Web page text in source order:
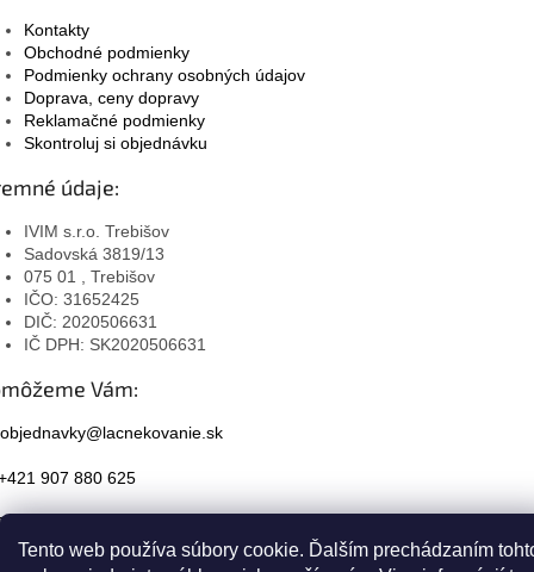
Tento web používa súbory cookie. Ďalším prechádzaním
Kontakty
Obchodné podmienky
Podmienky ochrany osobných údajov
Doprava, ceny dopravy
Reklamačné podmienky
Skontroluj si objednávku
údaje:
IVIM s.r.o. Trebišov
Sadovská 3819/13
075 01 , Trebišov
IČO: 31652425
DIČ: 2020506631
IČ DPH: SK2020506631
Vám:
objednavky@lacnekovanie.sk
907 880 625